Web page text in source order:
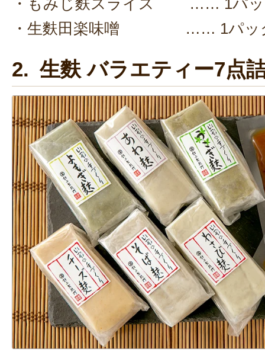
・もみじ麩スライス …… 1パ
・生麩田楽味噌 …… 1パッ
2. 生麩 バラエティー7点